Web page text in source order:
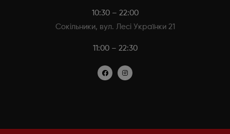
10:30 – 22:00
Сокільники, вул. Лесі Українки 21
11:00 – 22:30